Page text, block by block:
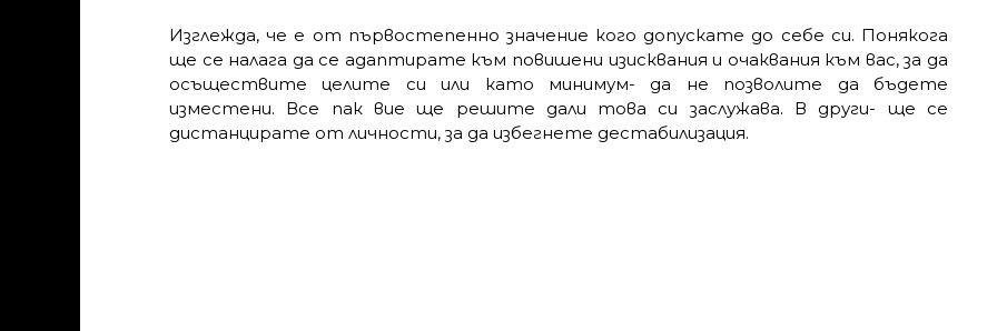
Изглежда, че е от първостепенно значение кого допускате до себе си. Понякога
ще се налага да се адаптирате към повишени изисквания и очаквания към вас, за да
осъществите целите си или като минимум- да не позволите да бъдете
изместени. Все пак вие ще решите дали това си заслужава. В други- ще се
дистанцирате от личности, за да избегнете дестабилизация.